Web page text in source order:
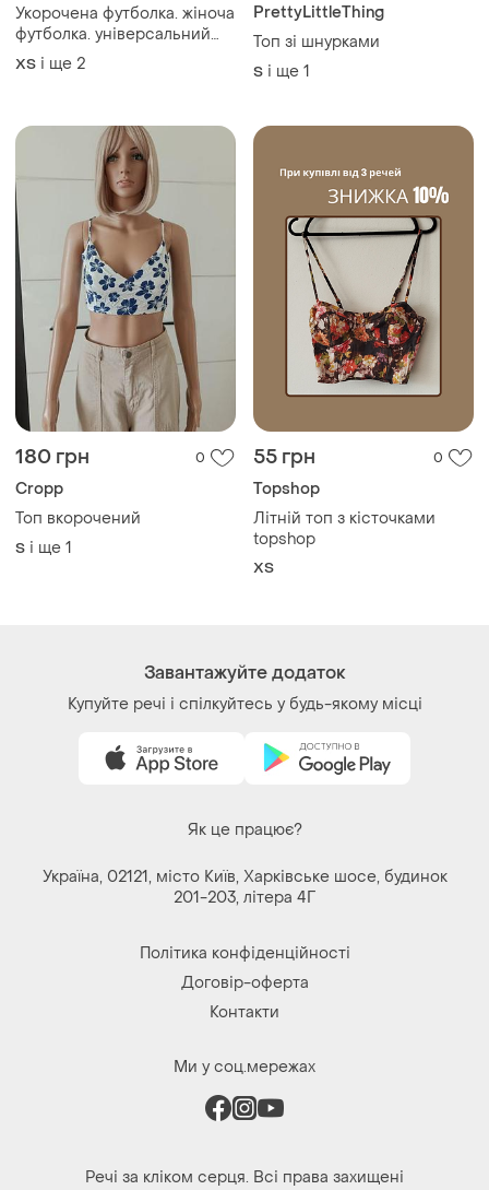
Укорочена футболка. жіноча
футболка. універсальний
розмір
ХS і ще 2
PrettyLittleThing
Топ зі шнурками
S і ще 1
180 грн 0
Cropp
Топ вкорочений
S і ще 1
55 грн 0
Topshop
Літній топ з кісточками
topshop
ХS
Завантажуйте додаток
Купуйте речі і спілкуйтесь у будь-якому місці
Як це працює?
Україна, 02121, місто Київ, Харківське шосе, будинок
201-203, літера 4Г
Політика конфіденційності
Договір-оферта
Контакти
Ми у соц.мережах
Речі за кліком серця. Всі права захищені